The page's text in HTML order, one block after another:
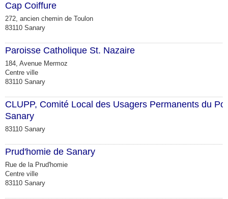
Cap Coiffure
272, ancien chemin de Toulon
83110 Sanary
Paroisse Catholique St. Nazaire
184, Avenue Mermoz
Centre ville
83110 Sanary
CLUPP, Comité Local des Usagers Permanents du
Sanary
83110 Sanary
Prud'homie de Sanary
Rue de la Prud'homie
Centre ville
83110 Sanary